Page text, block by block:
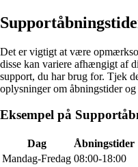
Det er vigtigt at være
disse kan variere afhængigt af
support, du har brug for. Tjek
oplysninger om åbningstider
Eksempel på
Dag
Åbningstider
Mandag-Fredag 08:00-18:00